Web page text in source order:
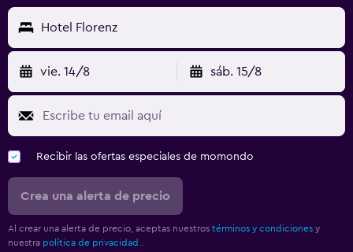
Hotel Florenz
vie. 14/8 sáb. 15/8
Recibir las ofertas especiales de momondo
Crea una alerta de precio
Al crear una alerta de precio, aceptas nuestros términos y condiciones y
nuestra política de privacidad.